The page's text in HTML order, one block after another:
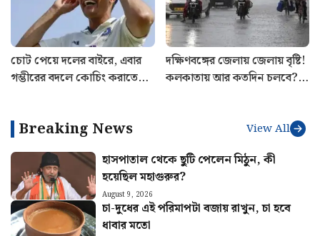
চোট পেয়ে দলের বাইরে, এবার
গম্ভীরের বদলে কোচিং করাতে
দক্ষিণবঙ্গের জেলায় জেলায় বৃষ্টি!
কলকাতায় আর কতদিন চলবে?
Breaking News View All
হাসপাতাল থেকে ছুটি পেলেন মিঠুন, কী
হয়েছিল মহাগুরুর?
August 9, 2026
চা-দুধের এই পরিমাপটা বজায় রাখুন, চা হবে
ধাবার মতো